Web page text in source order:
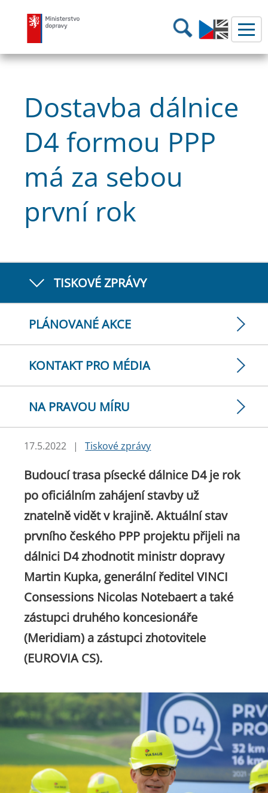
Ministerstvo dopravy Hledání
Dostavba dálnice
D4 formou PPP
má za sebou
první rok
TISKOVÉ ZPRÁVY
PLÁNOVANÉ AKCE
KONTAKT PRO MÉDIA
NA PRAVOU MÍRU
17.5.2022 | Tiskové zprávy
Budoucí trasa písecké dálnice D4 je rok
po oficiálním zahájení stavby už
znatelně vidět v krajině. Aktuální stav
prvního českého PPP projektu přijeli na
dálnici D4 zhodnotit ministr dopravy
Martin Kupka, generální ředitel VINCI
Consessions Nicolas Notebaert a také
zástupci druhého koncesionáře
(Meridiam) a zástupci zhotovitele
(EUROVIA CS).